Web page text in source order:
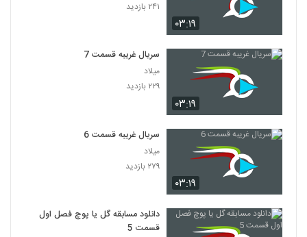
۰۳:۱۹
۲۴۱ بازدید
۰۳:۱۹
سریال غریبه قسمت 7
میلاد
۲۲۹ بازدید
۰۳:۱۹
سریال غریبه قسمت 6
میلاد
۲۷۹ بازدید
دانلود مسابقه گل یا پوچ فصل اول
قسمت 5